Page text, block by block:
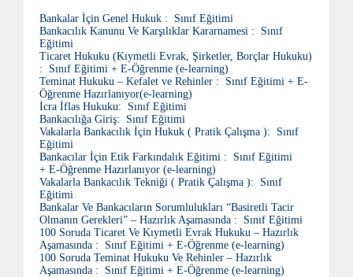
Bankalar İçin Genel Hukuk : Sınıf Eğitimi
Bankacılık Kanunu Ve Karşılıklar Kararnamesi : Sınıf
Eğitimi
Ticaret Hukuku (Kıymetli Evrak, Şirketler, Borçlar Hukuku)
: Sınıf Eğitimi + E-Öğrenme (e-learning)
Teminat Hukuku – Kefalet ve Rehinler : Sınıf Eğitimi + E-
Öğrenme Hazırlanıyor(e-learning)
İcra İflas Hukuku: Sınıf Eğitimi
Bankacılığa Giriş: Sınıf Eğitimi
Vakalarla Bankacılık İçin Hukuk ( Pratik Çalışma ): Sınıf
Eğitimi
Bankacılar İçin Etik Farkındalık Eğitimi : Sınıf Eğitimi
+ E-Öğrenme Hazırlanıyor (e-learning)
Vakalarla Bankacılık Tekniği ( Pratik Çalışma ): Sınıf
Eğitimi
Bankalar Ve Bankacıların Sorumlulukları “Basiretli Tacir
Olmanın Gerekleri” – Hazırlık Aşamasında : Sınıf Eğitimi
100 Soruda Ticaret Ve Kıymetli Evrak Hukuku – Hazırlık
Aşamasında : Sınıf Eğitimi + E-Öğrenme (e-learning)
100 Soruda Teminat Hukuku Ve Rehinler – Hazırlık
Aşamasında : Sınıf Eğitimi + E-Öğrenme (e-learning)